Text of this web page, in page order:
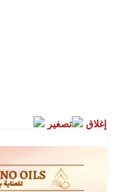
إغلاق تصغير